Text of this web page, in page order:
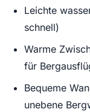
Leichte
schnell)
Warme
für
Bequeme
unebene